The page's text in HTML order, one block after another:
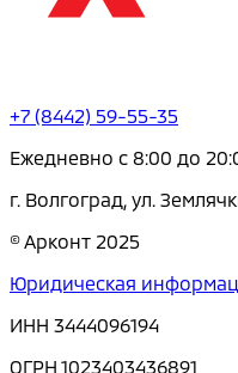
+7 (8442) 59-55-35
Ежедневно с 8:00 до
г. Волгоград, ул.
© Арконт 2025
Юридическая
ИНН 3444096194
ОГРН 1023403436891